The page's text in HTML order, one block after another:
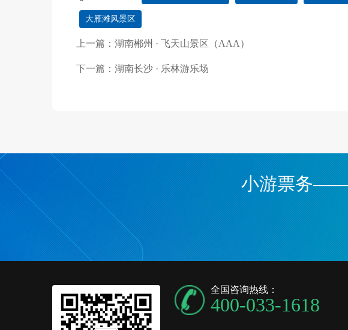
大雁滩风景区
上一篇： 湖南郴州 · 飞天山景区（AAA）
下一篇： 湖南长沙 · 乐林游乐场
小游票务——
全国咨询热线：
400-033-1618